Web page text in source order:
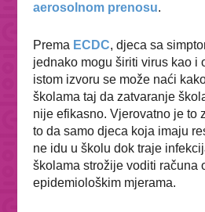
aerosolnom prenosu.
Prema ECDC, djeca sa
jednako mogu širiti virus kao i
istom izvoru se može naći
školama taj da zatvaranje
nije efikasno. Vjerovatno je to
to da samo djeca koja imaju
ne idu u školu dok traje
školama strožije voditi računa
epidemiološkim mjerama.